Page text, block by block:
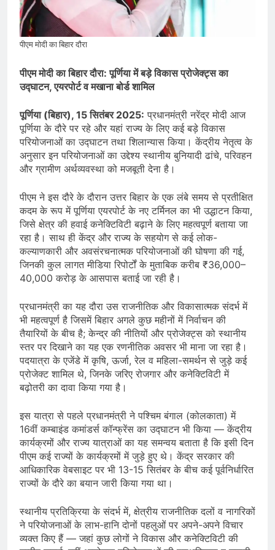
सोने के भाव में तेजी, 18K, 22K और 24K
गोल्ड के रेट पर निवेशकों की नजर
August 8, 2026
राष्ट्रीय | रांची में छात्र आंदोलन के दौरान
AISA अध्यक्ष नेहा बोरा पर फेंकी गई स्याही,
| World U20 Athletics: भारत का खाता
खुला, Ashish Yadav ने पुरुषों की Javelin
पीएम मोदी का बिहार दौरा
पीएम मोदी का बिहार दौरा: पूर्णिया में बड़े विकास प्रोजेक्ट्स का
उद्घाटन, एयरपोर्ट व मखाना बोर्ड शामिल
पूर्णिया (बिहार), 15 सितंबर 2025: प्रधानमंत्री नरेंद्र मोदी आज
पूर्णिया के दौरे पर रहे और यहां राज्य के लिए कई बड़े विकास
परियोजनाओं का उद्घाटन तथा शिलान्यास किया। केंद्रीय नेतृत्व के
अनुसार इन परियोजनाओं का उद्देश्य स्थानीय बुनियादी ढांचे, परिवहन
और ग्रामीण अर्थव्यवस्था को मजबूती देना है।
पीएम ने इस दौरे के दौरान उत्तर बिहार के एक लंबे समय से प्रतीक्षित
कदम के रूप में पूर्णिया एयरपोर्ट के नए टर्मिनल का भी उद्धाटन किया,
जिसे क्षेत्र की हवाई कनेक्टिविटी बढ़ाने के लिए महत्वपूर्ण बताया जा
रहा है। साथ ही केंद्र और राज्य के सहयोग से कई लोक-
कल्याणकारी और अवसंरचनात्मक परियोजनाओं की घोषणा की गई,
जिनकी कुल लागत मीडिया रिपोर्टों के मुताबिक करीब ₹36,000–
40,000 करोड़ के आसपास बताई जा रही है।
प्रधानमंत्री का यह दौरा उस राजनीतिक और विकासात्मक संदर्भ में
भी महत्वपूर्ण है जिसमें बिहार अगले कुछ महीनों में निर्वाचन की
तैयारियों के बीच है; केन्द्र की नीतियों और प्रोजेक्ट्स को स्थानीय
स्तर पर दिखाने का यह एक रणनीतिक अवसर भी माना जा रहा है।
पदयात्रा के एजेंडे में कृषि, ऊर्जा, रेल व महिला-समर्थन से जुड़े कई
प्रोजेक्ट शामिल थे, जिनके जरिए रोजगार और कनेक्टिविटी में
बढ़ोतरी का दावा किया गया है।
इस यात्रा से पहले प्रधानमंत्री ने पश्चिम बंगाल (कोलकाता) में
16वीं कम्बाइंड कमांडर्स कॉन्फ्रेंस का उद्घाटन भी किया — केंद्रीय
कार्यक्रमों और राज्य यात्राओं का यह समन्वय बताता है कि इसी दिन
पीएम कई राज्यों के कार्यक्रमों में जुड़े हुए थे। केंद्र सरकार की
आधिकारिक वेबसाइट पर भी 13-15 सितंबर के बीच कई पूर्वनिर्धारित
राज्यों के दौरे का बयान जारी किया गया था।
स्थानीय प्रतिक्रिया के संदर्भ में, क्षेत्रीय राजनीतिक दलों व नागरिकों
ने परियोजनाओं के लाभ-हानि दोनों पहलुओं पर अपने-अपने विचार
व्यक्त किए हैं — जहां कुछ लोगों ने विकास और कनेक्टिविटी की